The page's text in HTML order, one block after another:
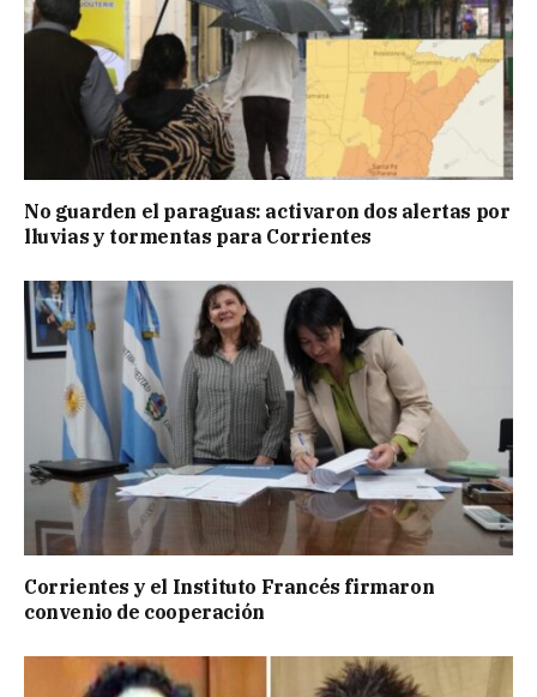
No guarden el paraguas: activaron dos alertas por
lluvias y tormentas para Corrientes
Corrientes y el Instituto Francés firmaron
convenio de cooperación